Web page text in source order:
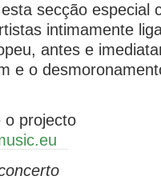
secção especial
intimamente
antes e
e o
o projecto